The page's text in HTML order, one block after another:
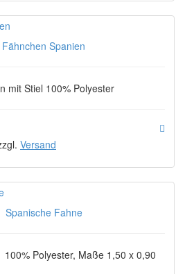
Fähnchen Spanien
mit Stiel 100% Polyester
Versand
Spanische Fahne
Polyester, Maße 1,50 x 0,90